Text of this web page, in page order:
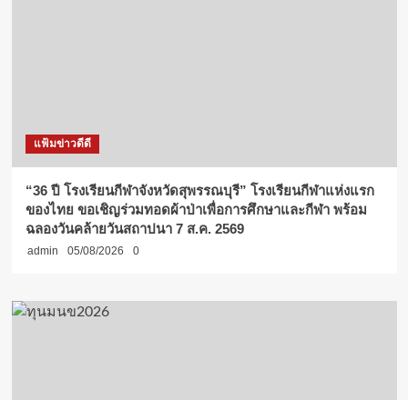
แฟ้มข่าวดีดี
“36 ปี โรงเรียนกีฬาจังหวัดสุพรรณบุรี” โรงเรียนกีฬาแห่งแรก
ของไทย ขอเชิญร่วมทอดผ้าป่าเพื่อการศึกษาและกีฬา พร้อม
ฉลองวันคล้ายวันสถาปนา 7 ส.ค. 2569
admin 05/08/2026 0